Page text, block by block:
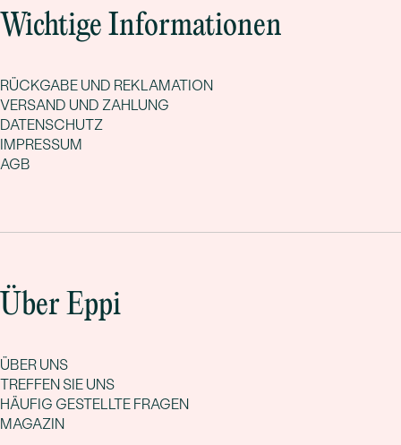
Wichtige Informationen
RÜCKGABE UND REKLAMATION
VERSAND UND ZAHLUNG
DATENSCHUTZ
IMPRESSUM
AGB
Über Eppi
ÜBER UNS
TREFFEN SIE UNS
HÄUFIG GESTELLTE FRAGEN
MAGAZIN